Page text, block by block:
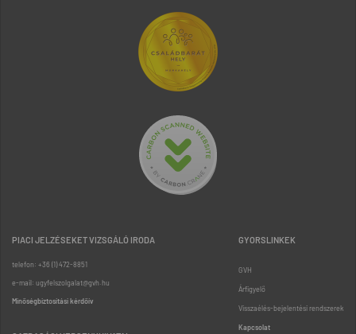
PIACI JELZÉSEKET VIZSGÁLÓ IRODA
telefon: +36 (1) 472-8851
e-mail: ugyfelszolgalat@gvh.hu
Minőségbiztosítási kérdőív
GYORSLINKEK
GVH
Árfigyelő
Visszaélés-bejelentési rendszerek
Kapcsolat